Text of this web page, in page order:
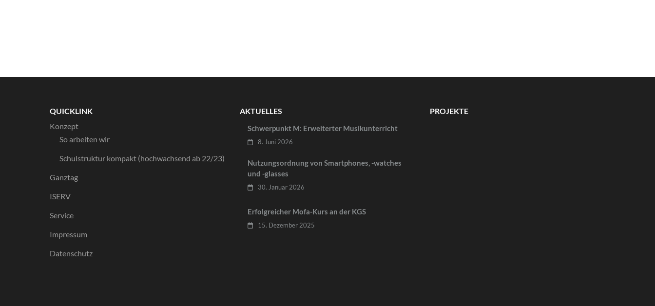
QUICKLINK
Konzept
So arbeiten wir
Schulstruktur kompakt (hochwachsend ab 22/23)
Ganztag
ISERV
Service
Impressum
Datenschutz
AKTUELLES
Schwerpunkt M: Erweiterter Musikunterricht
8. Juni 2026
Nutzungsordnung von Smartphones, -watches
und -glasses
30. Januar 2026
Erfolgreicher Mofa-Kurs an der KGS
15. Dezember 2025
PROJEKTE